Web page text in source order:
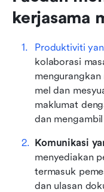
kerjasama
Produktiviti
kolaborasi
mel dan
maklumat
dan
Komunikasi
menyediakan
termasuk
dan ulasan